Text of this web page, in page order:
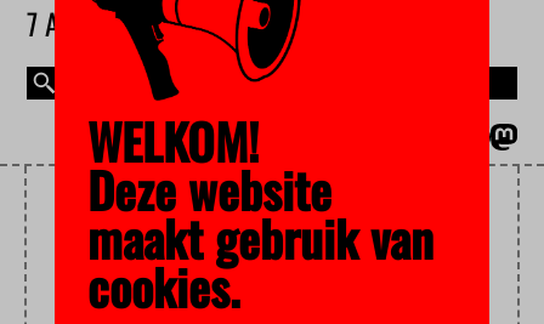
7 AUGUSTUS 2026
START-UP
WELKOM!
Deze website
maakt gebruik van
cookies.